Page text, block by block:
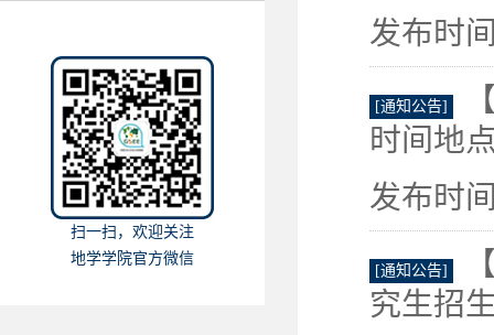
扫一扫，欢迎关注
地学学院官方微信
发布时
[通知公告]
时间地
发布时
[通知公告]
究生招